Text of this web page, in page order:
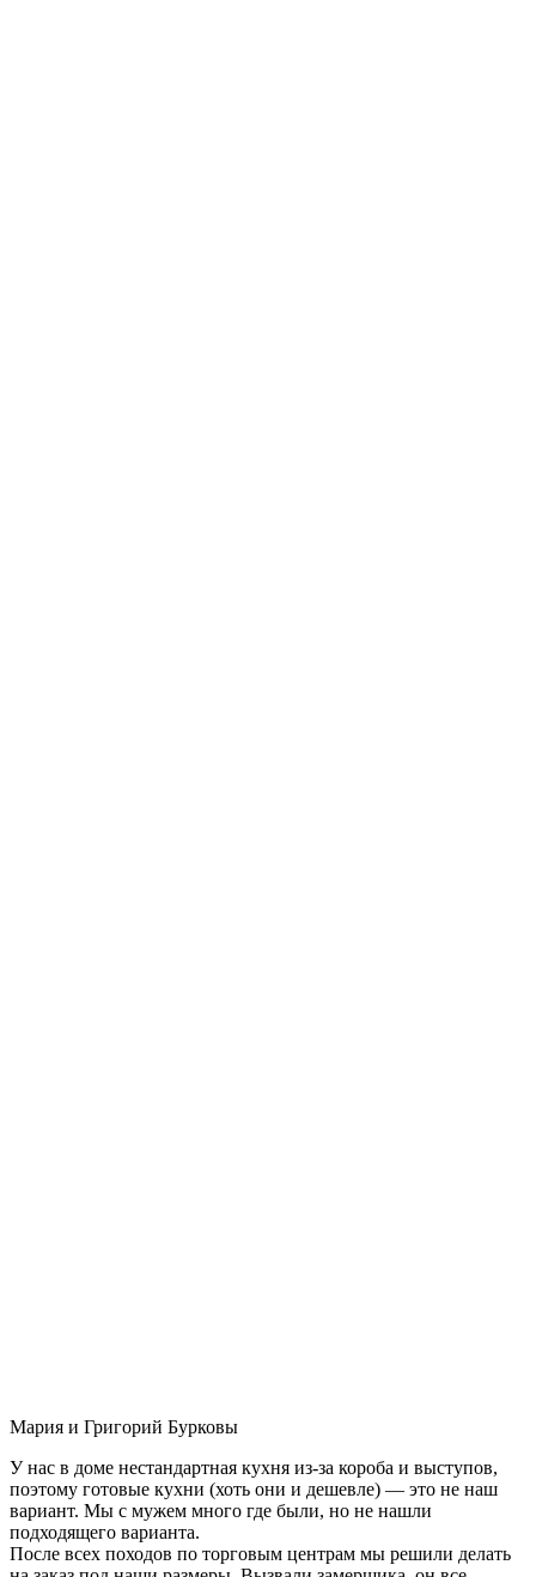
Мария и Григорий Бурковы
У нас в доме нестандартная кухня из-за короба и выступов,
поэтому готовые кухни (хоть они и дешевле) — это не наш
вариант. Мы с мужем много где были, но не нашли
подходящего варианта.
После всех походов по торговым центрам мы решили делать